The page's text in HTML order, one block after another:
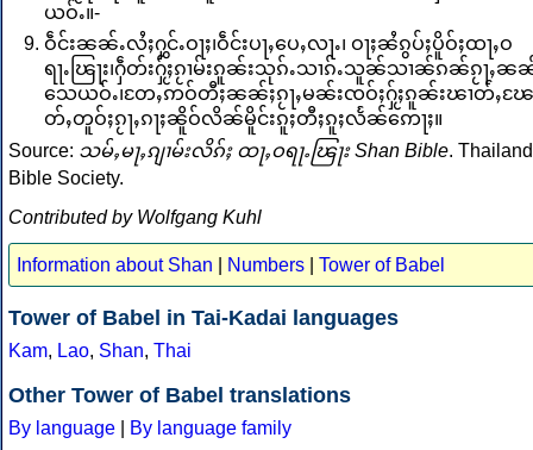
ယဝ်ႉ။-
ဝဵင်းၼၼ်ႉလႆႈႁွင်ႉဝႃႈ၊ဝဵင်းပႃႇပေႇလႃႉ၊ ဝႃႈၼႆၵွပ်ႈပိူဝ်ႈထႃႇဝ
ရႃႉၽြႃး၊ႁဵတ်းႁႂ်ႈၵႂၢမ်းၵူၼ်းသုၵ်ႉသၢၵ်ႉသူၼ်သၢၼ်ၵၼ်ၵႂႃႇၼ
သေယဝ်ႉ၊တႄႇဢဝ်တီႈၼၼ်ႈၵႂႃႇမၼ်းၸဝ်ႈႁႂ်ႈၵူၼ်းၽၢတ်ႇၽ
တ်ႇတူဝ်ႈၵႂႃႇၵႃႈၼိူဝ်လိၼ်မိူင်းၵူႈတီႈၵူႈလႅၼ်ဢေႃႈ။
Source: သမ်ႇမႃႇၵျၢမ်းလိၵ်ႈ ထႃႇဝရႃႉၽြႃး Shan Bible. Thailand
Bible Society.
Contributed by Wolfgang Kuhl
Information about Shan Numbers Tower of Babel
Tower of Babel in Tai-Kadai languages
Kam, Lao, Shan, Thai
Other Tower of Babel translations
By language By language family